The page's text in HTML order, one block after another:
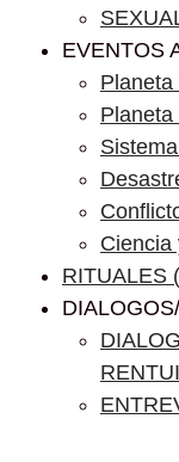
EVENTOS
Planeta
Planeta
Ciencia
RITUALES